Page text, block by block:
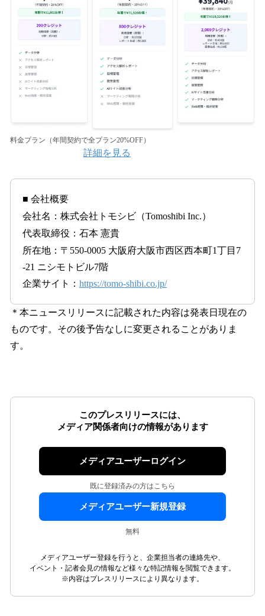
料金プラン（年間契約で全プラン20%OFF）
詳細を見る
■ 会社概要
会社名：株式会社トモシビ（Tomoshibi Inc.）
代表取締役：石本 憲貴
所在地：〒550-0005 大阪府大阪市西区西本町1丁目7
-21 ニシモトビル7階
企業サイト： https://tomo-shibi.co.jp/
＊本ニュースリリースに記載された内容は発表日現在の
ものです。その後予告なしに変更されることがありま
す。
このプレスリリースには、
メディア関係者向けの情報があります
メディアユーザーログイン
既に登録済みの方はこちら
メディアユーザー新規登録
無料
メディアユーザー登録を行うと、企業担当者の連絡先や、
イベント・記者会見の情報など様々な特記情報を閲覧できます。
※内容はプレスリリースにより異なります。